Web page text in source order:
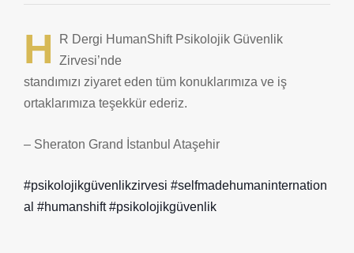
H
R Dergi HumanShift Psikolojik Güvenlik
Zirvesi’nde
standımızı ziyaret eden tüm konuklarımıza ve iş
ortaklarımıza teşekkür ederiz.
– Sheraton Grand İstanbul Ataşehir
#psikolojikgüvenlikzirvesi #selfmadehumaninternation
al #humanshift #psikolojikgüvenlik